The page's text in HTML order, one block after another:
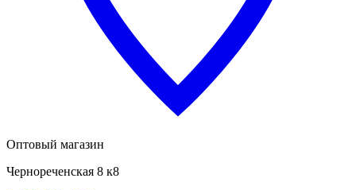
Оптовый магазин
Чернореченская 8 к8